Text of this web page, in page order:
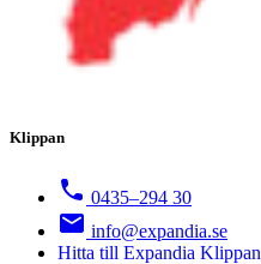
Klippan
0435–294 30
info@expandia.se
Hitta till Expandia Klippan